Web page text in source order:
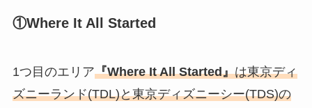
①Where It All Started
1つ目のエリア『Where It All Started』は東京ディ
ズニーランド(TDL)と東京ディズニーシー(TDS)の